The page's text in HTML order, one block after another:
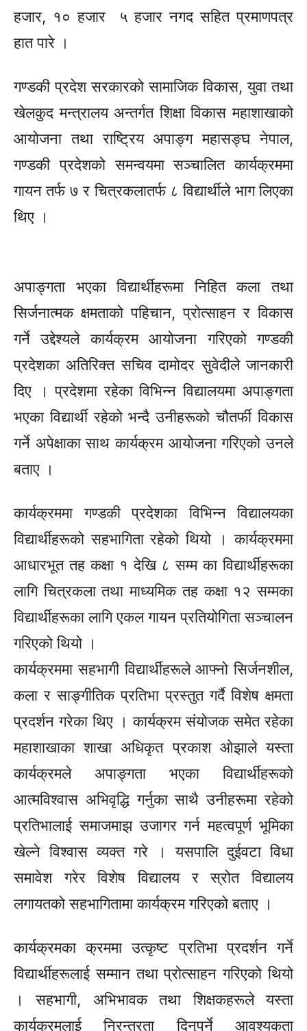
हजार, १० हजार ५ हजार नगद सहित प्रमाणपत्र
हात पारे ।
गण्डकी प्रदेश सरकारको सामाजिक विकास, युवा तथा
खेलकुद मन्त्रालय अन्तर्गत शिक्षा विकास महाशाखाको
आयोजना तथा राष्ट्रिय अपाङ्ग महासङ्घ नेपाल,
गण्डकी प्रदेशको समन्वयमा सञ्चालित कार्यक्रममा
गायन तर्फ ७ र चित्रकलातर्फ ८ विद्यार्थीले भाग लिएका
थिए ।
अपाङ्गता भएका विद्यार्थीहरूमा निहित कला तथा
सिर्जनात्मक क्षमताको पहिचान, प्रोत्साहन र विकास
गर्ने उद्देश्यले कार्यक्रम आयोजना गरिएको गण्डकी
प्रदेशका अतिरिक्त सचिव दामोदर सुवेदीले जानकारी
दिए । प्रदेशमा रहेका विभिन्न विद्यालयमा अपाङ्गता
भएका विद्यार्थी रहेको भन्दै उनीहरूको चौतर्फी विकास
गर्ने अपेक्षाका साथ कार्यक्रम आयोजना गरिएको उनले
बताए ।
कार्यक्रममा गण्डकी प्रदेशका विभिन्न विद्यालयका
विद्यार्थीहरूको सहभागिता रहेको थियो । कार्यक्रममा
आधारभूत तह कक्षा १ देखि ८ सम्म का विद्यार्थीहरूका
लागि चित्रकला तथा माध्यमिक तह कक्षा १२ सम्मका
विद्यार्थीहरूका लागि एकल गायन प्रतियोगिता सञ्चालन
गरिएको थियो ।
कार्यक्रममा सहभागी विद्यार्थीहरूले आफ्नो सिर्जनशील,
कला र साङ्गीतिक प्रतिभा प्रस्तुत गर्दै विशेष क्षमता
प्रदर्शन गरेका थिए । कार्यक्रम संयोजक समेत रहेका
महाशाखाका शाखा अधिकृत प्रकाश ओझाले यस्ता
कार्यक्रमले अपाङ्गता भएका विद्यार्थीहरूको
आत्मविश्वास अभिवृद्धि गर्नुका साथै उनीहरूमा रहेको
प्रतिभालाई समाजमाझ उजागर गर्न महत्वपूर्ण भूमिका
खेल्ने विश्वास व्यक्त गरे । यसपालि दुईवटा विधा
समावेश गरेर विशेष विद्यालय र स्रोत विद्यालय
लगायतको सहभागितामा कार्यक्रम गरिएको बताए ।
कार्यक्रमका क्रममा उत्कृष्ट प्रतिभा प्रदर्शन गर्ने
विद्यार्थीहरूलाई सम्मान तथा प्रोत्साहन गरिएको थियो
। सहभागी, अभिभावक तथा शिक्षकहरूले यस्ता
कार्यक्रमलाई निरन्तरता दिनुपर्ने आवश्यकता